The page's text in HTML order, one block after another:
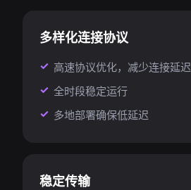
多样化连接协议
高速协议优化，减少连接延迟
全时段稳定运行
多地部署确保低延迟
稳定传输